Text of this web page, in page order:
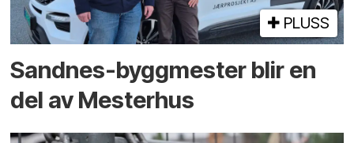
PLUSS
Sandnes-byggmester blir en
del av Mesterhus